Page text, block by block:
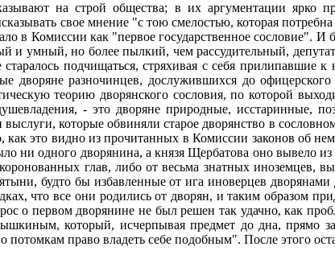
на строй общества; в их аргументации ярко
свое мнение "с тою смелостью, которая
в Комиссии как "первое государственное сословие".
и умный, но более пылкий, чем рассудительный,
подчищаться, стряхивая с себя прилипавшие
дворяне разночинцев, дослужившихся до
теорию дворянского сословия, по которой
- это дворяне природные, исстаринные,
которые обвиняли старое дворянство в
как это видно из прочитанных в Комиссии законов об
ни одного дворянина, а князя Щербатова оно вывело
глав, либо от весьма знатных иноземцев,
будто бы избавленные от ига иноверцев
что все они родились от дворян, и таким образом
о первом дворянине не был решен так удачно, как
который, исчерпывая предмет до дна, прямо
право владеть себе подобным". После этого